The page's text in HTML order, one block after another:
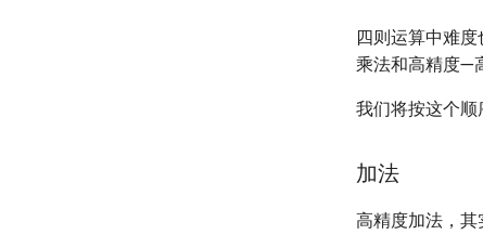
四则运算中难
乘法和高精度—
我们将按这个顺
加法
高精度加法，其